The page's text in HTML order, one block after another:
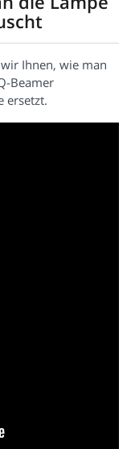
Ihnen, wie man
Beamer
ersetzt.